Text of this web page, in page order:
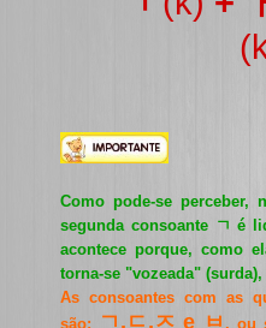
Como pode-se perceber,
segunda consoante ㄱ é
acontece porque, como
torna-se "vozeada"
As consoantes com as
são:
ㄱ,ㄷ,ㅈ e ㅂ , ou